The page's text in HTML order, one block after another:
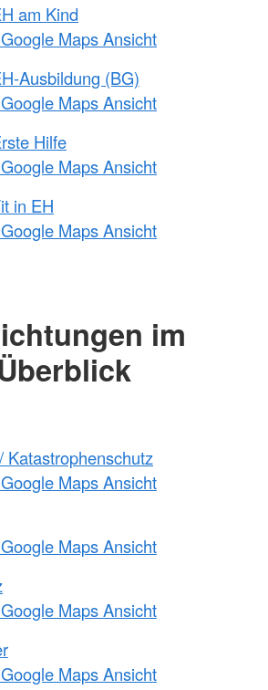
am Kind
Maps Ansicht
Ausbildung (BG)
Maps Ansicht
Hilfe
Maps Ansicht
in EH
Maps Ansicht
im
Katastrophenschutz
Maps Ansicht
Maps Ansicht
Maps Ansicht
Maps Ansicht